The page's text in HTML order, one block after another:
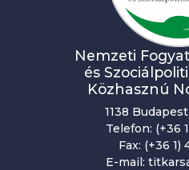
Nemzeti
és
Közhasznú
1138
Telefon: (+36
Fax: (+36 1)
E-mail: